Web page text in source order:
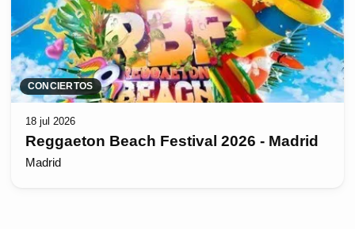
CONCIERTOS
18 jul 2026
Reggaeton Beach Festival 2026 - Madrid
Madrid